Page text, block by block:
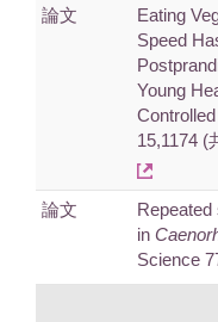
論文
Eating
Speed
Young
15,1174 (
論文
in
Science